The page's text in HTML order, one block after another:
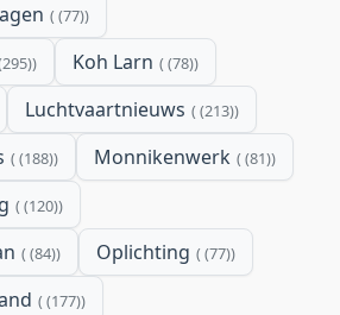
(77)
Koh Larn (78)
Luchtvaartnieuws (213)
(188) Monnikenwerk (81)
(120)
(84) Oplichting (77)
(177)